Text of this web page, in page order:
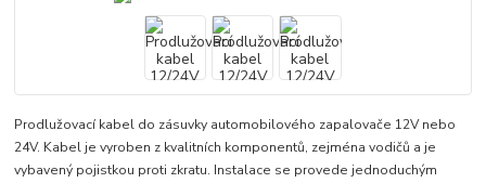
Prodlužovací kabel do zásuvky automobilového zapalovače 12V nebo
24V. Kabel je vyroben z kvalitních komponentů, zejména vodičů a je
vybavený pojistkou proti zkratu. Instalace se provede jednoduchým